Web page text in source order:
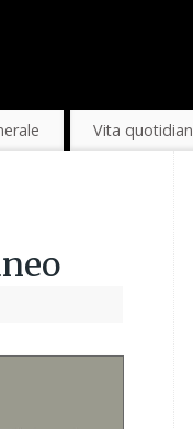
Vita